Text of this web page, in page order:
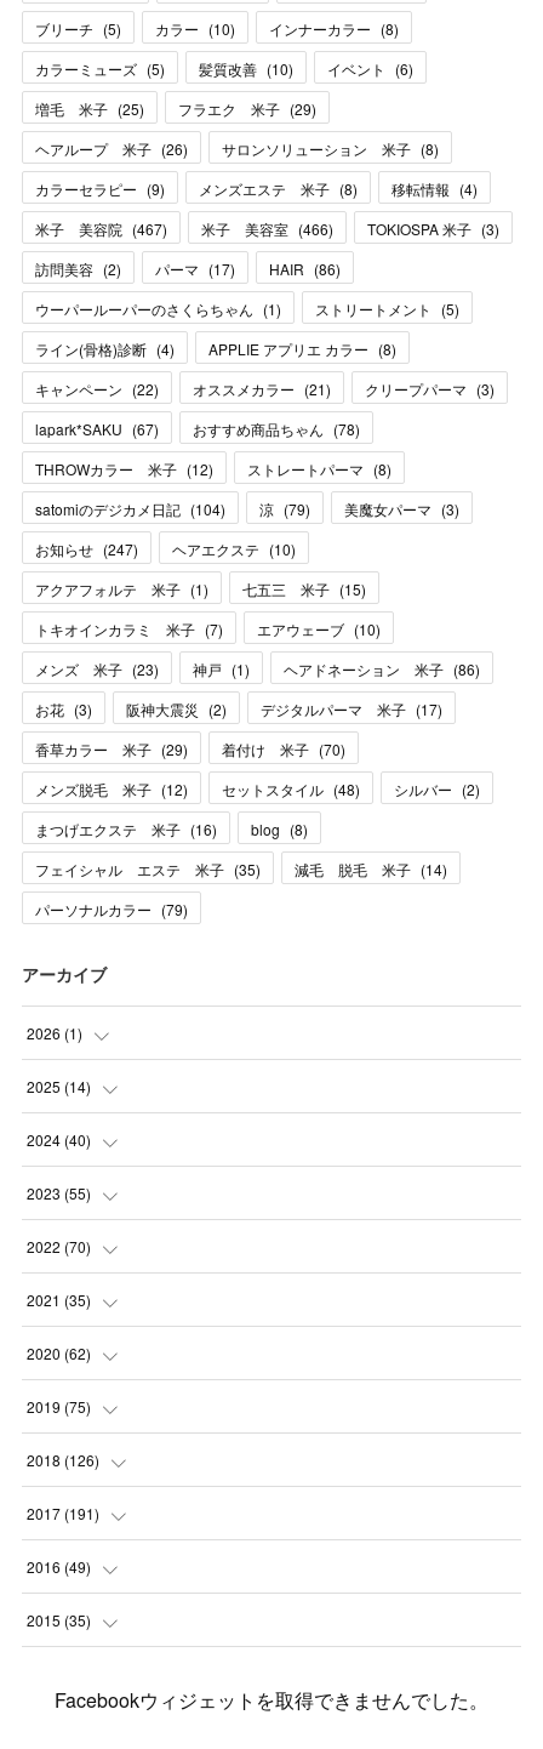
ブリーチ (5) カラー (10) インナーカラー (8)
カラーミューズ (5) 髪質改善 (10) イベント (6)
増毛 米子 (25) フラエク 米子 (29)
ヘアループ 米子 (26) サロンソリューション 米子 (8)
カラーセラピー (9) メンズエステ 米子 (8) 移転情報 (4)
米子 美容院 (467) 米子 美容室 (466) TOKIOSPA 米子 (3)
訪問美容 (2) パーマ (17) HAIR (86)
ウーパールーパーのさくらちゃん (1) ストリートメント (5)
ライン(骨格)診断 (4) APPLIE アプリエ カラー (8)
キャンペーン (22) オススメカラー (21) クリープパーマ (3)
lapark*SAKU (67) おすすめ商品ちゃん (78)
THROWカラー 米子 (12) ストレートパーマ (8)
satomiのデジカメ日記 (104) 涼 (79) 美魔女パーマ (3)
お知らせ (247) ヘアエクステ (10)
アクアフォルテ 米子 (1) 七五三 米子 (15)
トキオインカラミ 米子 (7) エアウェーブ (10)
メンズ 米子 (23) 神戸 (1) ヘアドネーション 米子 (86)
お花 (3) 阪神大震災 (2) デジタルパーマ 米子 (17)
香草カラー 米子 (29) 着付け 米子 (70)
メンズ脱毛 米子 (12) セットスタイル (48) シルバー (2)
まつげエクステ 米子 (16) blog (8)
フェイシャル エステ 米子 (35) 減毛 脱毛 米子 (14)
パーソナルカラー (79)
アーカイブ
2026 (1)
(1
2025 (14)
(10 )
(1
(1
(2
2024 (40)
(1
(1
(3
(2
(1)
(5)
(8)
2023 (55)
(2
(4
(3
(3
(8)
(6)
2022 (70)
(7
(11 )
(8
(1)
(3)
2021 (35)
(5
(7
(5)
(3)
(3)
2020 (62)
(6
(9)
(7)
(4
(6)
2019 (75)
(1)
(2)
(6
(7
(15)
2018 (126)
(6)
(12 )
(7
2017 (191)
(12 )
(11 )
2016 (49)
(2
2015 (35)
Facebookウィジェットを取得できませんでした。